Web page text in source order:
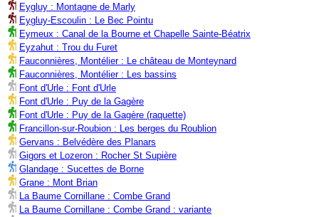
Eygluy : Montagne de Marly
Eygluy-Escoulin : Le Bec Pointu
Eymeux : Canal de la Bourne et Chapelle Sainte-Béatrix
Eyzahut : Trou du Furet
Fauconnières, Montélier : Le château de Monteynard
Fauconnières, Montélier : Les bassins
Font d'Urle : Font d'Urle
Font d'Urle : Puy de la Gagère
Font d'Urle : Puy de la Gagère (raquette)
Francillon-sur-Roubion : Les berges du Roublion
Gervans : Belvédère des Planars
Gigors et Lozeron : Rocher St Supière
Glandage : Sucettes de Borne
Grane : Mont Brian
La Baume Cornillane : Combe Grand
La Baume Cornillane : Combe Grand : variante